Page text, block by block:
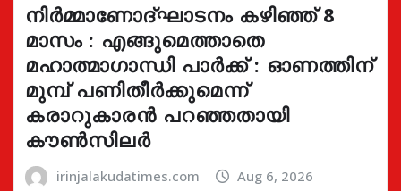
നിർമ്മാണോദ്ഘാടനം കഴിഞ്ഞ് 8
മാസം : എങ്ങുമെത്താതെ
മഹാത്മാഗാന്ധി പാർക്ക് : ഓണത്തിന്
മുമ്പ് പണിതീർക്കുമെന്ന്
കരാറുകാരൻ പറഞ്ഞതായി
കൗൺസിലർ
irinjalakudatimes.com Aug 6, 2026